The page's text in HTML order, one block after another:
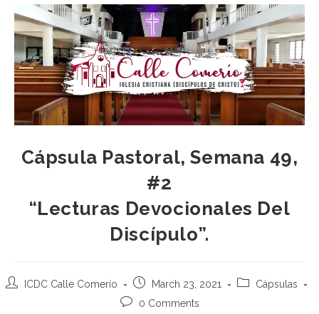
Cápsula Pastoral, Semana 49,
#2
“Lecturas Devocionales Del
Discípulo”.
ICDC Calle Comerío March 23, 2021
Cápsulas
0 Comments